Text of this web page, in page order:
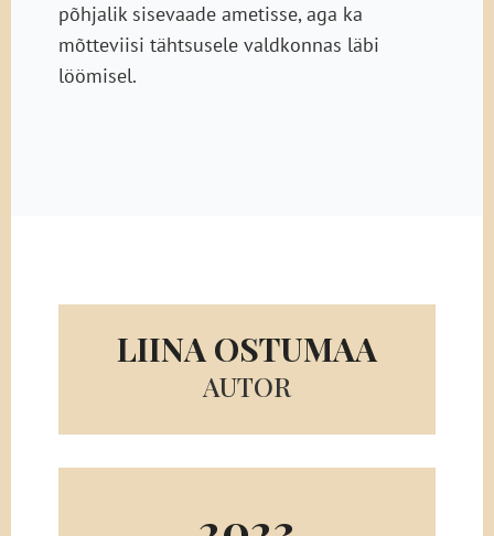
põhjalik sisevaade ametisse, aga ka
mõtteviisi tähtsusele valdkonnas läbi
löömisel.
LIINA OSTUMAA
AUTOR